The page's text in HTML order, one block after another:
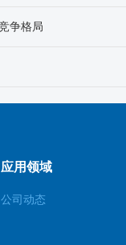
争格局
应用领域
公司动态